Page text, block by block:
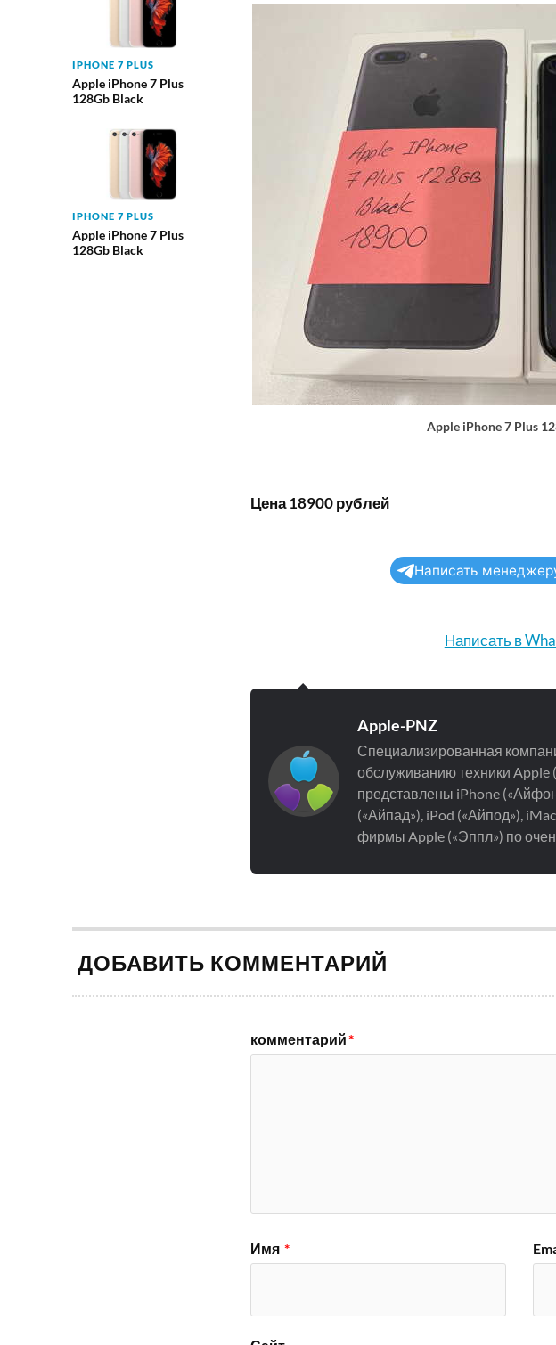
IPHONE 7 PLUS
Apple iPhone 7 Plus
128Gb Black
IPHONE 7 PLUS
Apple iPhone 7 Plus
128Gb Black
Apple iPhone 7 Plus
Цена 18900 рублей
Написать
Написать в
Apple-PNZ
Специализированная
обслуживанию техники Apple
представлены iPhone
(«Айпад»), iPod («Айпод»),
фирмы Apple («Эппл») по
ДОБАВИТЬ КОММЕНТАРИЙ
комментарий*
Имя *